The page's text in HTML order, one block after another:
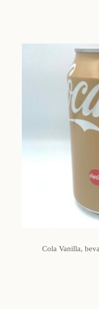
Cola Vanilla,